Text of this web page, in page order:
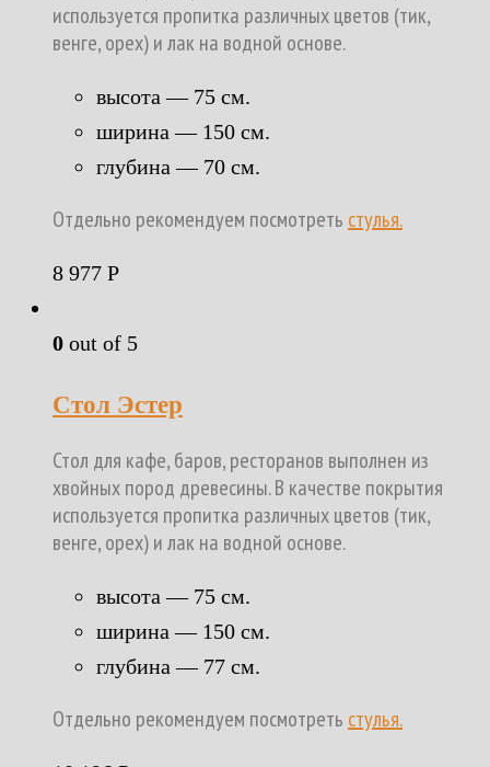
используется пропитка различных цветов (тик,
венге, орех) и лак на водной основе.
высота — 75 см.
ширина — 150 см.
глубина — 70 см.
Отдельно рекомендуем посмотреть стулья.
8 977 Р
0 out of 5
Стол Эстер
Стол для кафе, баров, ресторанов выполнен из
хвойных пород древесины. В качестве покрытия
используется пропитка различных цветов (тик,
венге, орех) и лак на водной основе.
высота — 75 см.
ширина — 150 см.
глубина — 77 см.
Отдельно рекомендуем посмотреть стулья.